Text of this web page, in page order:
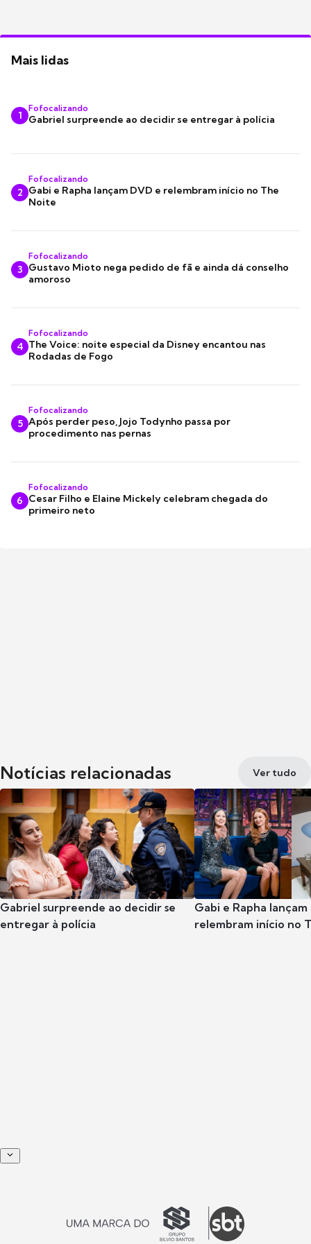
Mais lidas
1
Fofocalizando
Gabriel surpreende ao decidir se entregar à polícia
2
Fofocalizando
Gabi e Rapha lançam DVD e relembram início no The
Noite
3
Fofocalizando
Gustavo Mioto nega pedido de fã e ainda dá conselho
amoroso
4
Fofocalizando
The Voice: noite especial da Disney encantou nas
Rodadas de Fogo
5
Fofocalizando
Após perder peso, Jojo Todynho passa por
procedimento nas pernas
6
Fofocalizando
Cesar Filho e Elaine Mickely celebram chegada do
primeiro neto
Notícias relacionadas Ver tudo
Gabriel surpreende ao decidir se
entregar à polícia
Gabi e Rapha
relembram início no